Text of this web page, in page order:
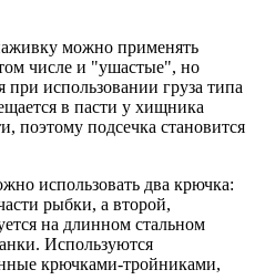
можно применять
числе и "ушастые", но
при использовании груза типа
в пасти у хищника
поэтому подсечка становится
использовать два крючка:
рыбки, а второй,
на длинном стальном
Используются
крючками-тройниками,